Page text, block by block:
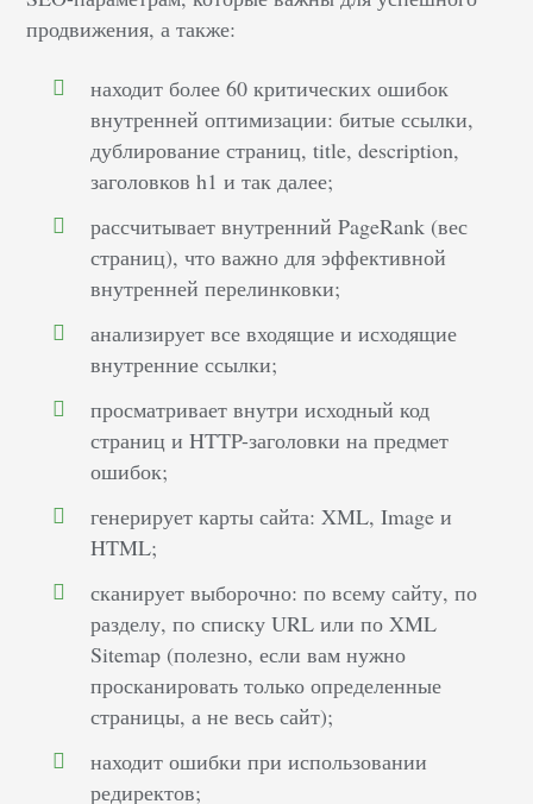
продвижения, а также:
находит более 60 критических ошибок
внутренней оптимизации: битые ссылки,
дублирование страниц, title, description,
заголовков h1 и так далее;
рассчитывает внутренний PageRank (вес
страниц), что важно для эффективной
внутренней перелинковки;
анализирует все входящие и исходящие
внутренние ссылки;
просматривает внутри исходный код
страниц и HTTP-заголовки на предмет
ошибок;
генерирует карты сайта: XML, Image и
HTML;
сканирует выборочно: по всему сайту, по
разделу, по списку URL или по XML
Sitemap (полезно, если вам нужно
просканировать только определенные
страницы, а не весь сайт);
находит ошибки при использовании
редиректов;